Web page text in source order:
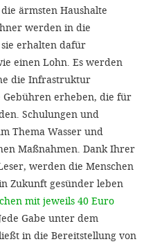
ärmsten Haushalte
werden in die
erhalten dafür
einen Lohn. Es werden
die Infrastruktur
erheben, die für
Schulungen und
Thema Wasser und
Maßnahmen. Dank Ihrer
werden die Menschen
Zukunft gesünder leben
mit jeweils 40 Euro
Gabe unter dem
in die Bereitstellung von